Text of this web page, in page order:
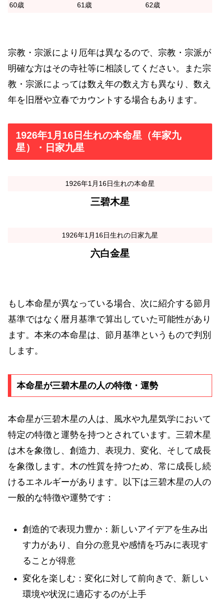
60歳
61歳 62歳
宗教・宗派により厄年は異なるので、宗教・宗派が
明確な方はその寺社等に相談してください。また宗
教・宗派によっては数え年の数え方も異なり、数え
年を旧暦や立春でカウントする場合もあります。
1926年1月16日生れの本命星（年家九
星）・日家九星
1926年1月16日生れの本命星
三碧木星
1926年1月16日生れの日家九星
六白金星
もし本命星が異なっている場合、次に紹介する節月
基準ではなく暦月基準で算出していた可能性があり
ます。本来の本命星は、節月基準というもので判別
します。
本命星が三碧木星の人の特徴・運勢
本命星が三碧木星の人は、風水や九星気学において
特定の特徴と運勢を持つとされています。三碧木星
は木を象徴し、創造力、表現力、変化、そして成長
を象徴します。木の性質を持つため、常に成長し続
けるエネルギーがあります。以下は三碧木星の人の
一般的な特徴や運勢です：
創造的で表現力豊か：新しいアイデアを生み出
す力があり、自分の意見や感情を巧みに表現す
ることが得意
変化を楽しむ：変化に対して前向きで、新しい
環境や状況に適応するのが上手